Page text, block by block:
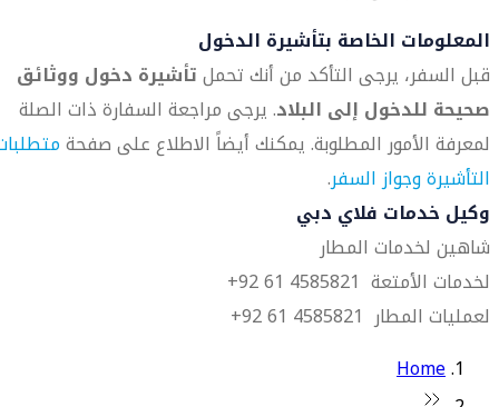
المعلومات الخاصة بتأشيرة الدخول
قبل السفر، يرجى التأكد من أنك تحملتأشيرة دخول ووثائق
صحيحة للدخول إلى البلاد. يرجى مراجعة السفارة ذات الصلة
لمعرفة الأمور المطلوبة. يمكنك أيضاً الاطلاع على صفحة
التأشيرة وجواز السفر.
وكيل خدمات فلاي دبي
شاهين لخدمات المطار
لخدمات الأمتعة 4585821 61 92+
لعمليات المطار 4585821 61 92+
Home